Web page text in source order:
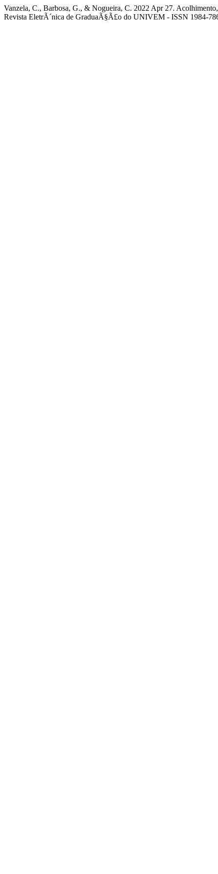
Vanzela, C., Barbosa, G., & Nogueira, C. 2022 Apr 27.
Revista EletrÃ´nica de GraduaÃ§Ã£o do UNIVEM - ISSN 1984-